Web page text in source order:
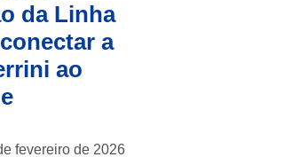
da Linha
a
ao
fevereiro de 2026